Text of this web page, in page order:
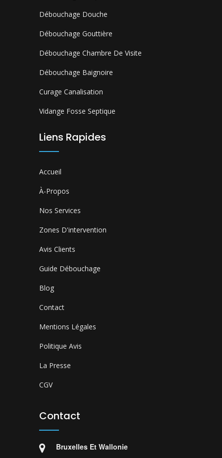
Débouchage Douche
Débouchage Gouttière
Débouchage Chambre De Visite
Débouchage Baignoire
Curage Canalisation
Vidange Fosse Septique
Liens Rapides
Accueil
À-Propos
Nos Services
Zones D'intervention
Avis Clients
Guide Débouchage
Blog
Contact
Mentions Légales
Politique Avis
La Presse
CGV
Contact
Bruxelles Et Wallonie